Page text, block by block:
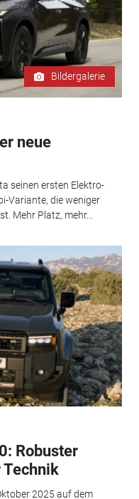
Bildergalerie
neue
seinen ersten Elektro-
Variante, die weniger
Mehr Platz, mehr...
Robuster
Technik
2025 auf dem